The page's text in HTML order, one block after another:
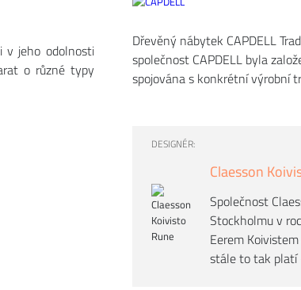
Dřevěný nábytek CAPDELL
společnost CAPDELL byla
spojována s konkrétní výrobní
DESIGNÉR:
Claesson
Společnost
Stockholmu v
Eerem
stále to tak platí
v jeho odolnosti
o různé typy